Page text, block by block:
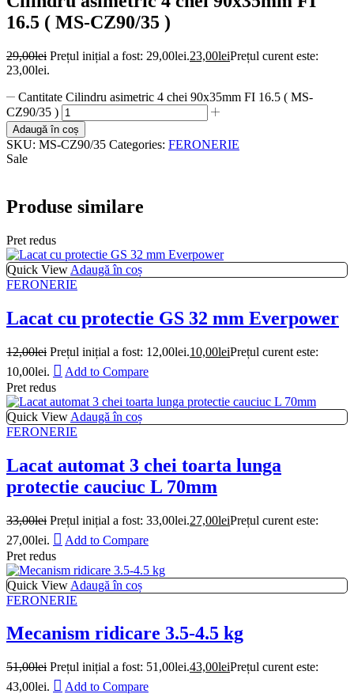
16.5 ( MS-CZ90/35 )
29,00lei Prețul inițial a fost: 29,00lei.23,00leiPrețul curent este:
23,00lei.
Cantitate Cilindru asimetric 4 chei 90x35mm FI 16.5 ( MS-
CZ90/35 )
Adaugă în coș
SKU: MS-CZ90/35 Categories: FERONERIE
Sale
Produse similare
Pret redus
Quick View Adaugă în coș
FERONERIE
Lacat cu protectie GS 32 mm Everpower
12,00lei Prețul inițial a fost: 12,00lei.10,00leiPrețul curent este:
10,00lei.
Add to Compare
Pret redus
Quick View Adaugă în coș
FERONERIE
Lacat automat 3 chei toarta lunga
protectie cauciuc L 70mm
33,00lei Prețul inițial a fost: 33,00lei.27,00leiPrețul curent este:
27,00lei.
Add to Compare
Pret redus
Quick View Adaugă în coș
FERONERIE
Mecanism ridicare 3.5-4.5 kg
51,00lei Prețul inițial a fost: 51,00lei.43,00leiPrețul curent este:
43,00lei.
Add to Compare